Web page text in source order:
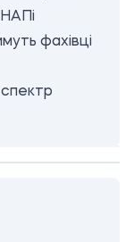
фахівці